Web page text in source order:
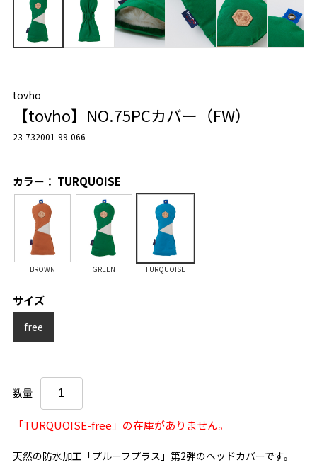
tovho
【tovho】NO.75PCカバー（FW）
23-732001-99-066
カラー： TURQUOISE
BROWN GREEN TURQUOISE
サイズ
free
数量
「TURQUOISE-free」の在庫がありません。
天然の防水加工「プルーフプラス」第2弾のヘッドカバーです。